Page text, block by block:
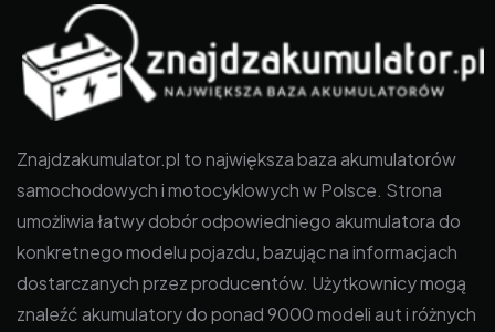
Znajdzakumulator.pl to największa baza akumulatorów
samochodowych i motocyklowych w Polsce. Strona
umożliwia łatwy dobór odpowiedniego akumulatora do
konkretnego modelu pojazdu, bazując na informacjach
dostarczanych przez producentów. Użytkownicy mogą
znaleźć akumulatory do ponad 9000 modeli aut i różnych